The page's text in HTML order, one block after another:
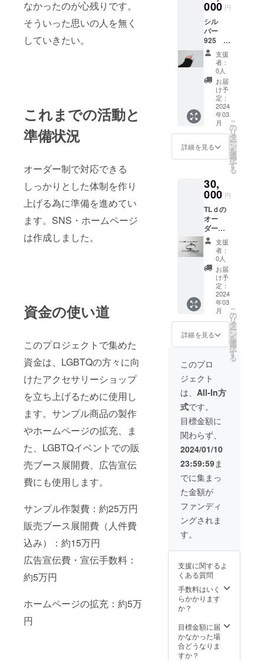
なかったのが心残りです。
そういった思いの人を無く
していきたい。
これまでの活動と
準備状況
オーダー制で対応できる
しっかりとした体制を作り
上げる為に準備を進めてい
ます。SNS・ホームページ
は作成しました。
資金の使い道
このプロジェクトで集めた
資金は、LGBTQの方々に向
けたアクセサリーショップ
を立ち上げるために使用し
ます。サンプル商品の製作
やホームページの拡充、ま
た、LGBTQイベントでの販
売ブース展開費、広告宣伝
費にも使用します。
サンプル作製費：約25万円
販売ブース展開費（人件費
込み）：約15万円
広告宣伝費・宣伝手数料：
約5万円
ホームページの拡充：約5万
円
しま
クーポ
ンの有
効期限
はメー
ルを配
信して
から1年
とさせ
ていた
だきま
す。
（打ち
合わせ
をして
セサ
リーを
ます）
号数で
お届け
しま
す）
000 円
シル
バー
925 表
8文字掘
り込み
リング
（サイ
ズ号数
と掘り
込み文
字確認
で改め
てこち
らから
メール
し、ご
希望の
号数と
文字を
掘り込
みお届
けしま
す）
支援
者：
0人
お届
け予
定：
2024
年03
月
詳細を見る
こ
の
リ
タ
ー
ン
を
選
択
す
る
30,
000 円
TLｄの
オー
ダーア
クセサ
リー
20％Ｏ
ＦＦ
クーポ
ン ご注
文いた
だき欲
しいイ
メージ
アクセ
サリー
かせく
ださ
い。 デ
ザイン
案が確
定しま
したら
御見積
書をご
提示し
ます。
御見積
金額か
ら20％
引かせ
ていた
だきま
す。
メール
りいた
しま
す。
クーポ
はメー
ルを配
信して
支援
者：
0人
お届
け予
定：
2024
年03
月
詳細を見る
こ
の
リ
タ
ー
ン
を
選
択
す
る
このプロ
ジェクト
は、 All-In方
式です。
目標金額に
関わらず、
2024/01/10
23:59:59ま
でに集まっ
た金額が
ファンディ
ングされま
す。
支援に関するよ
くある質問
手数料はいく
らかかります
か？
目標金額に届
かなかった場
合どうなりま
すか？